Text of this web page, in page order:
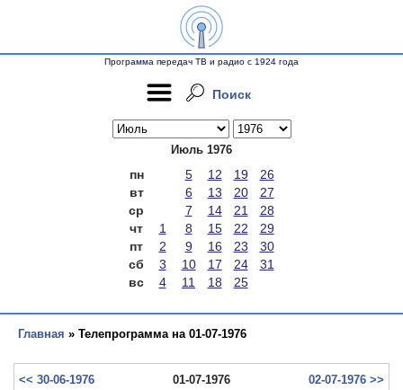
Программа передач ТВ и радио с 1924 года
Поиск
Июль 1976
пн 5 12 19
26
вт
6 13 20
27
ср
7 14 21
28
чт
1 8 15 22
29
пт
2 9 16 23
30
сб
3 10 17 24
31
вс
4 11 18 25
Главная » Телепрограмма на 01-07-1976
<< 30-06-1976 01-07-1976 02-07-1976 >>